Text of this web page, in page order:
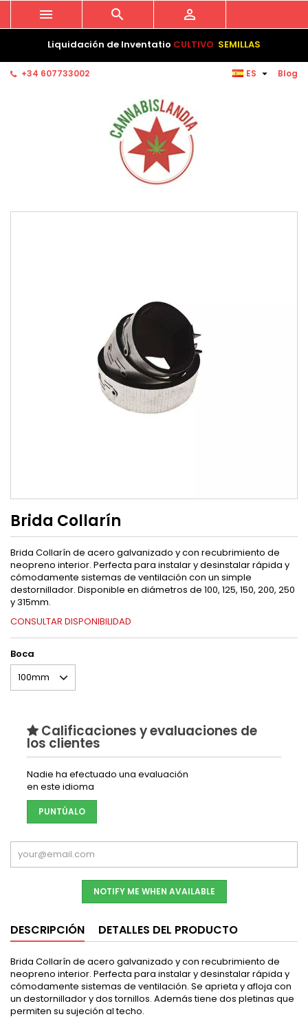
Liquidación de Inventatio CULTIVO SEMILLAS
Blog
+34 607733002 ES 
  
Brida Collarín
Brida Collarín de acero galvanizado y con recubrimiento de
neopreno interior. Perfecta para instalar y desinstalar rápida y
cómodamente sistemas de ventilación con un simple
destornillador. Disponible en diámetros de 100, 125, 150, 200, 250
y 315mm.
CONSULTAR DISPONIBILIDAD
Boca
Calificaciones y evaluaciones de
los clientes
Nadie ha efectuado una evaluación
en este idioma
PUNTÚALO
NOTIFY ME WHEN AVAILABLE
DESCRIPCIÓN DETALLES DEL PRODUCTO
Brida Collarín de acero galvanizado y con recubrimiento de
neopreno interior. Perfecta para instalar y desinstalar rápida y
cómodamente sistemas de ventilación. Se aprieta y afloja con
un destornillador y dos tornillos. Además tiene dos pletinas que
permiten su sujeción al techo.